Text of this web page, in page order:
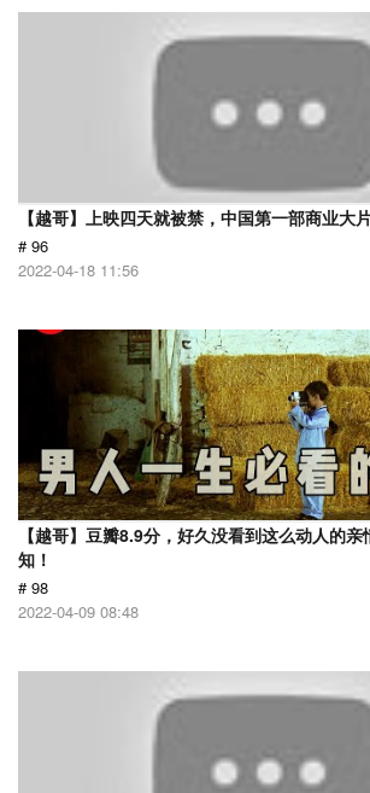
【越哥】上映四天就被禁，中国第一部商业大
# 96
2022-04-18 11:56
【越哥】豆瓣8.9分，好久没看到这么动人的
知！
# 98
2022-04-09 08:48